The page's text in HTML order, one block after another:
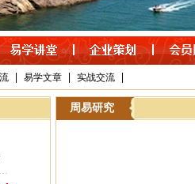
易学文章 实战交流
周易研究